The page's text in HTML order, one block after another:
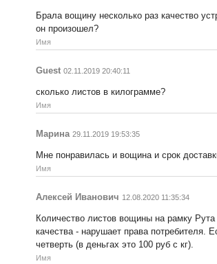
Брала вощину несколько раз качество
он произошел?
Имя
Guest 02.11.2019 20:40:11
сколько листов в килограмме?
Имя
Марина 29.11.2019 19:53:35
Мне понравилась и вощина и срок
Имя
Алексей Иванович 12.08.2020 11:35:34
Количество листов вощины на рамку Рута
качества - нарушает права потребителя.
четверть (в деньгах это 100 руб с кг).
Имя